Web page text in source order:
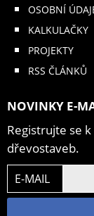
OSOBNÍ
KALKULAČKY
PROJEKTY
RSS ČLÁNKŮ
NOVINKY E-
Registrujte se
dřevostaveb.
E-MAIL